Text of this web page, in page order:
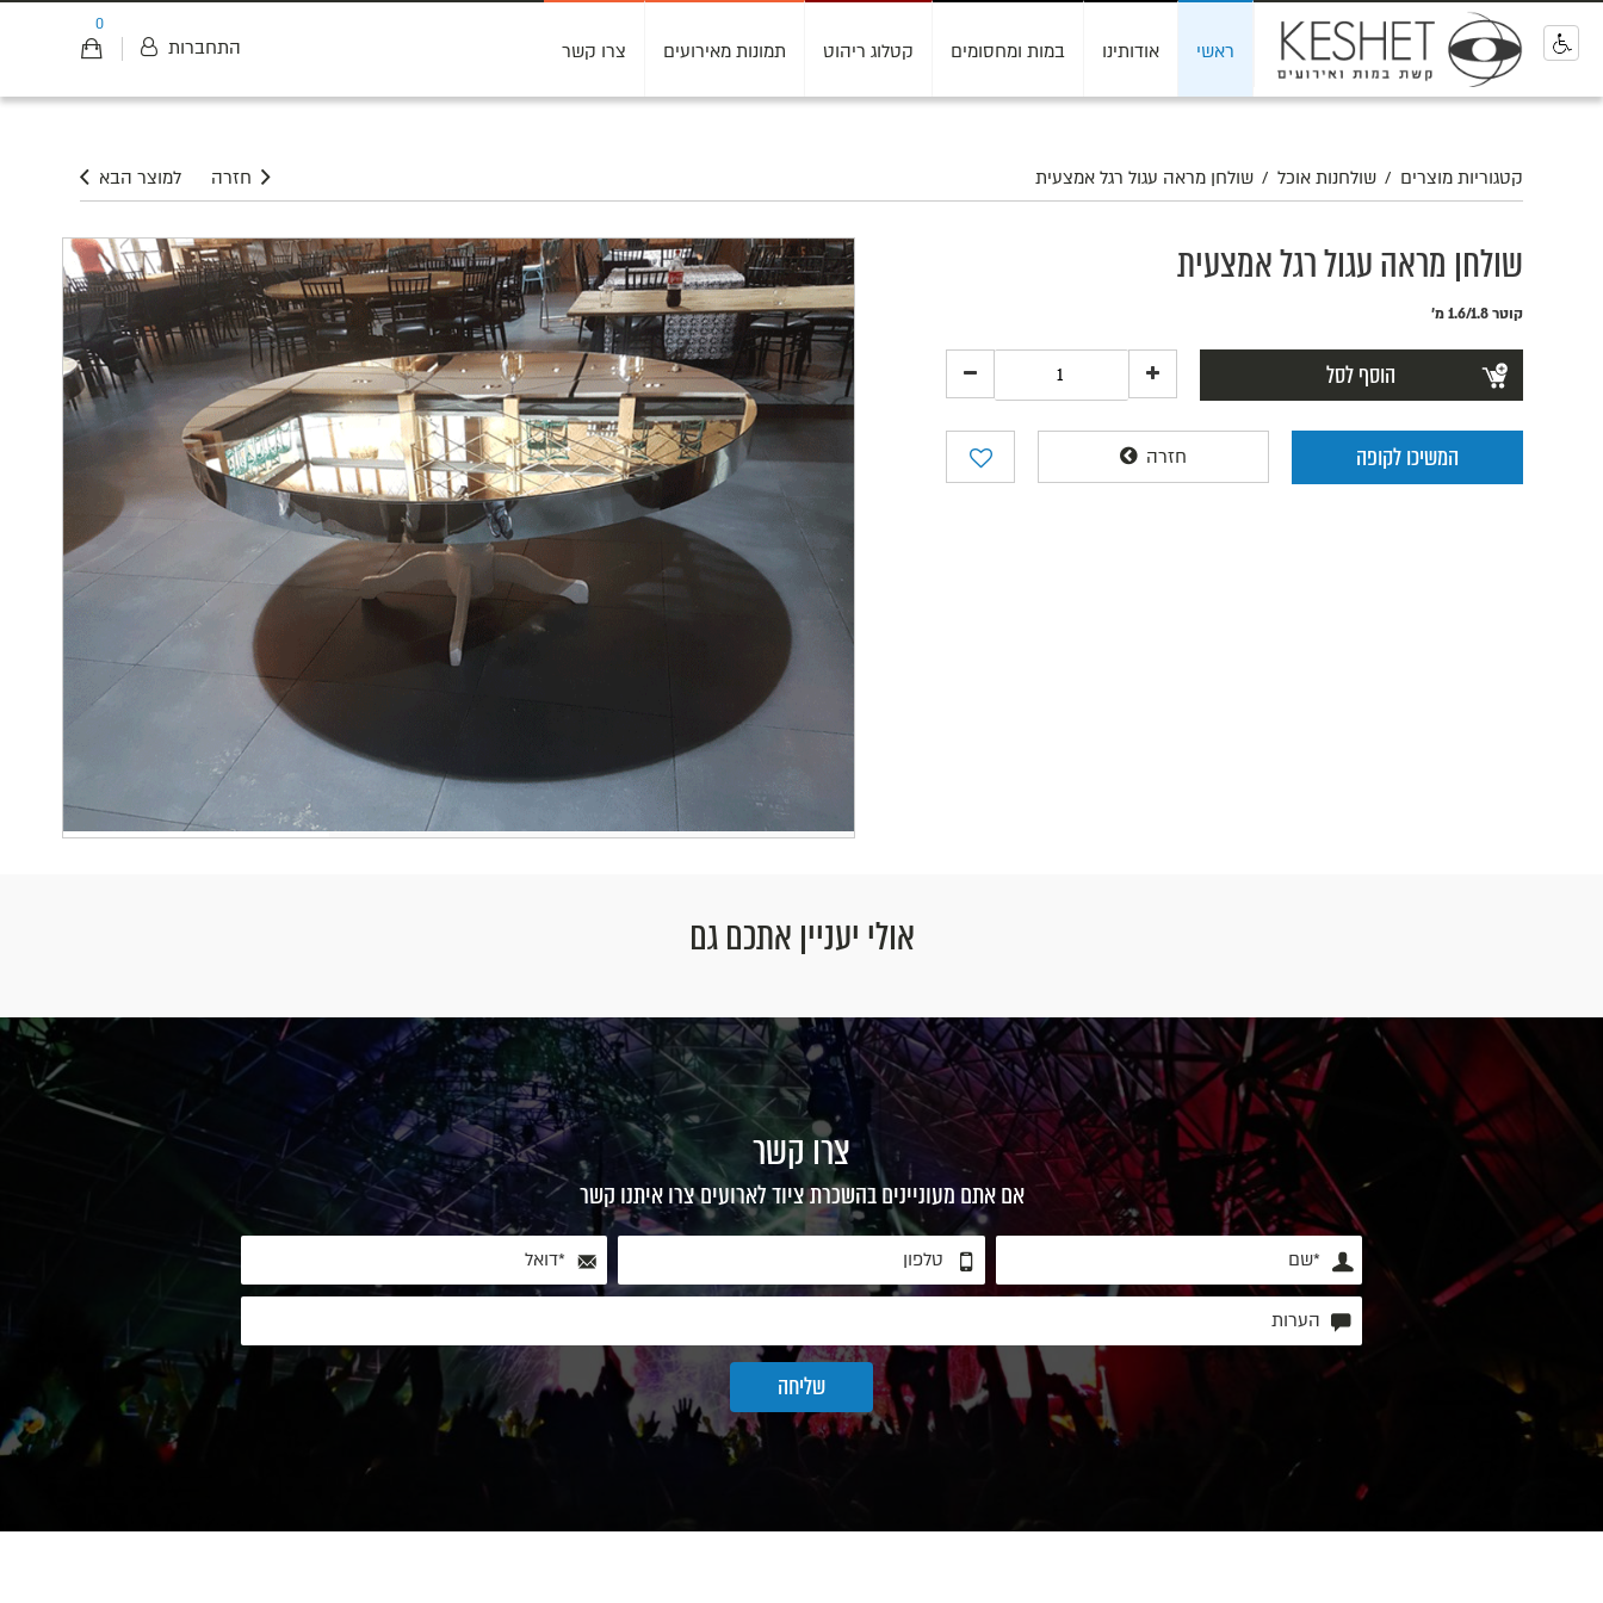
ראשי אודותינו במות ומחסומים קטלוג ריהוט תמונות מאירועים צרו קשר
0
התחברות
קטגוריות מוצרים / שולחנות אוכל / שולחן מראה עגול רגל אמצעית למוצר הבא חזרה
שולחן מראה עגול רגל אמצעית
קוטר 1.6/1.8 מ'
הוסף לסל
המשיכו לקופה חזרה
אולי יעניין אתכם גם
צרו קשר
אם אתם מעוניינים בהשכרת ציוד לארועים צרו איתנו קשר